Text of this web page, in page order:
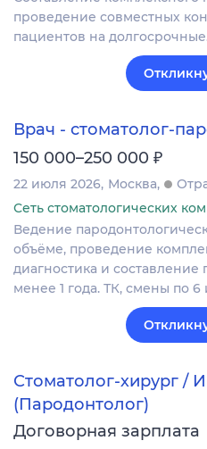
проведение совместных
пациентов на
Врач - стоматолог-
150 000–250 000 ₽
22 июля 2026 Москва
Сеть стоматологических
Ведение
объёме, проведение
диагностика и
менее 1 года. ТК, смены по 6
Стоматолог-хирург /
(Пародонтолог)
Договорная зарплата